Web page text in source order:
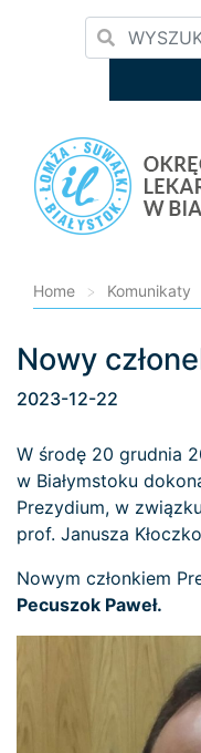
Home > Komunikaty
Loading...
Nowy
2023-12-22
W środę 20 grudnia
w Białymstoku
Prezydium, w
prof. Janusza
Nowym członkiem
Pecuszok Paweł.